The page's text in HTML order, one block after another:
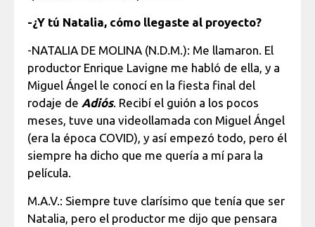
-¿Y tú Natalia, cómo llegaste al proyecto?
-NATALIA DE MOLINA (N.D.M.): Me llamaron. El
productor Enrique Lavigne me habló de ella, y a
Miguel Ángel le conocí en la fiesta final del
rodaje de Adiós. Recibí el guión a los pocos
meses, tuve una videollamada con Miguel Ángel
(era la época COVID), y así empezó todo, pero él
siempre ha dicho que me quería a mí para la
película.
M.A.V.: Siempre tuve clarísimo que tenía que ser
Natalia, pero el productor me dijo que pensara